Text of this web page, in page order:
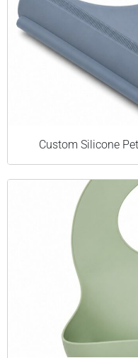
Custom Silicone